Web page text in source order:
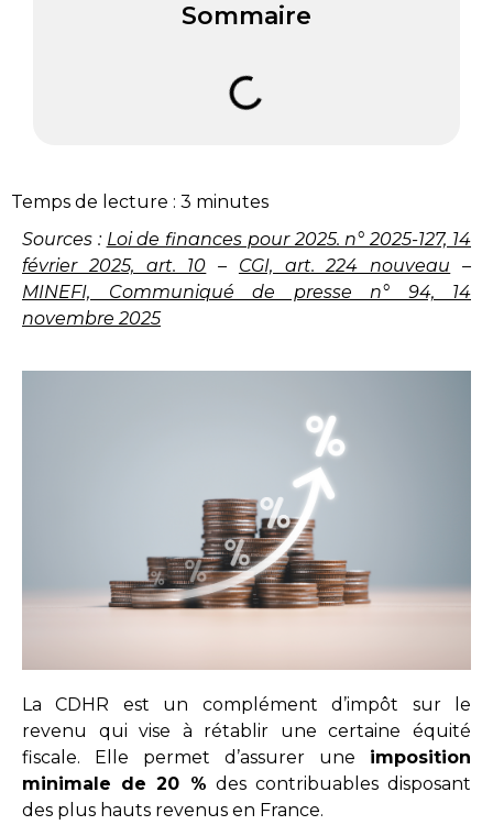
Sommaire
Temps de lecture : 3 minutes
Sources : Loi de finances pour 2025. n° 2025-127, 14
février 2025, art. 10 – CGI, art. 224 nouveau –
MINEFI, Communiqué de presse n° 94, 14
novembre 2025
La CDHR est un complément d’impôt sur le
revenu qui vise à rétablir une certaine équité
fiscale. Elle permet d’assurer une imposition
minimale de 20 % des contribuables disposant
des plus hauts revenus en France.